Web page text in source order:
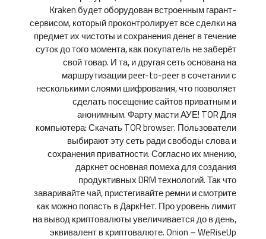
Kraken будет оборудован встроенным гарант-
сервисом, который проконтролирует все сделки на
предмет их чистоты и сохранения денег в течение
суток до того момента, как покупатель не заберёт
свой товар. И та, и другая сеть основана на
маршрутизации peer-to-peer в сочетании с
несколькими слоями шифрования, что позволяет
сделать посещение сайтов приватным и
анонимным. Фарту масти АУЕ! TOR Для
компьютера: Скачать TOR browser. Пользователи
выбирают эту сеть ради свободы слова и
сохранения приватности. Согласно их мнению,
даркнет основная помеха для создания
продуктивных DRM технологий. Так что
заваривайте чай, пристегивайте ремни и смотрите
как можно попасть в ДаркНет. Про уровень лимит
на вывод криптовалюты увеличивается до в день,
эквивалент в криптовалюте. Onion – WeRiseUp